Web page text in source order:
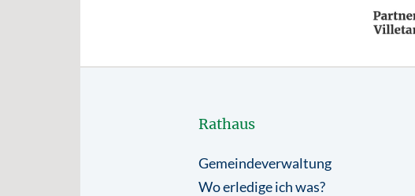
Rathaus
Gemeindeverwaltung
Wo erledige ich was?